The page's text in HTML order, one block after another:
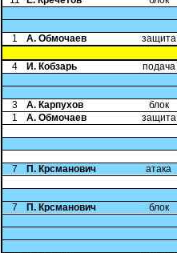
1 А. Обмочаев защита
4 И. Кобзарь подача
3 А. Карпухов
блок
1
А. Обмочаев защита
7 П. Крсманович атака
7 П. Крсманович блок